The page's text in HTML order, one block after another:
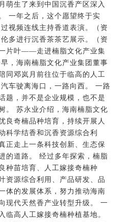
萌生了来到中国沉香产区深入
一年之后，这个愿望终于实
视频连线主持香道表演。（资
多进行沉香茶茶艺展示。（资
片叶——走进楠脂文化产业集
，海南楠脂文化产业集团董事
同邓岚月前往位于临高的人工
车驶离海口，一路向西。 一路
题，并不是企业规模，也不是
。 苏永业介绍，海南楠脂文化
良奇楠品种培育，持续开展人
科学结香和沉香资源综合利
正走上一条科技创新、生态保
的道路。 经过多年探索，楠脂
种苗培育、人工嫁接奇楠种
资源综合利用、产品研发、品
体的发展体系，努力推动海南
现代天然香产业转型升级。 一
临高人工嫁接奇楠种植基地。